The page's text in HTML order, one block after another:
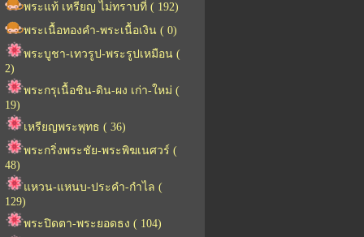
พระแท้ เหรียญ ไม่ทราบที่ ( 192)
พระเนื้อทองคำ-พระเนื้อเงิน ( 0)
พระบูชา-เทวรูป-พระรูปเหมือน (
2)
พระกรุเนื้อชิน-ดิน-ผง เก่า-ใหม่ (
19)
เหรียญพระพุทธ ( 36)
พระกริ่งพระชัย-พระพิฆเนศวร์ (
48)
แหวน-แหนบ-ประคำ-กำไล (
129)
พระปิดตา-พระยอดธง ( 104)